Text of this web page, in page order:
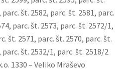
št. 2582, parc. št. 2581, parc.
parc. št. 2573, parc. št. 2572/1,
št. 2571, parc. št. 2570, parc. št.
parc. št. 2532/1, parc. št. 2518/2
1330 – Veliko Mraševo